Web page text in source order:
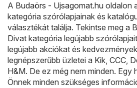
A Budaörs - Ujsagomat.hu oldalon
kategória szórólapjainak és
választékát találja. Tekintse meg a
Divat kategória legújabb
legújabb akciókat és
legnépszerűbb üzletei a Kik, CCC,
H&M. De ez még nem minden.
Önnek minden szükséges